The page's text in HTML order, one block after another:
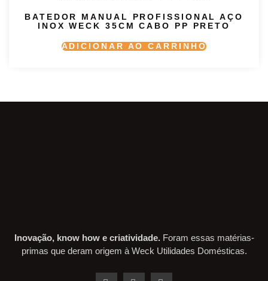
BATEDOR MANUAL PROFISSIONAL AÇO
INOX WECK 35CM CABO PP PRETO
ADICIONAR AO CARRINHO
Inovação, know how e criatividade. Foram essas matérias-
primas que deram origem à Weck Utilidades Domésticas.